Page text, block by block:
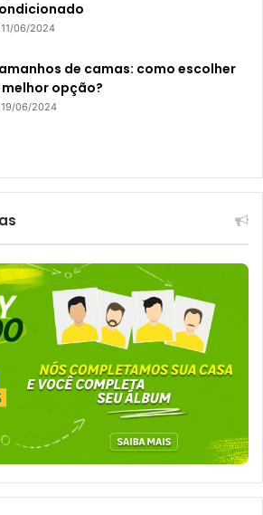
11/06/2024
de camas: como escolher
melhor opção?
19/06/2024